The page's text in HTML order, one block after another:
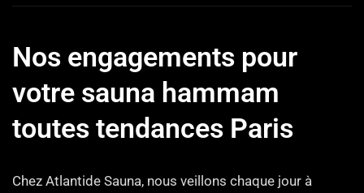
Nos engagements pour
votre sauna hammam
toutes tendances Paris
Chez Atlantide Sauna, nous veillons chaque jour à